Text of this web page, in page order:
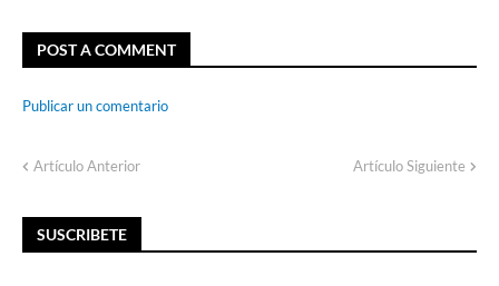
POST A COMMENT
Publicar un comentario
Artículo Anterior Artículo Siguiente
SUSCRIBETE